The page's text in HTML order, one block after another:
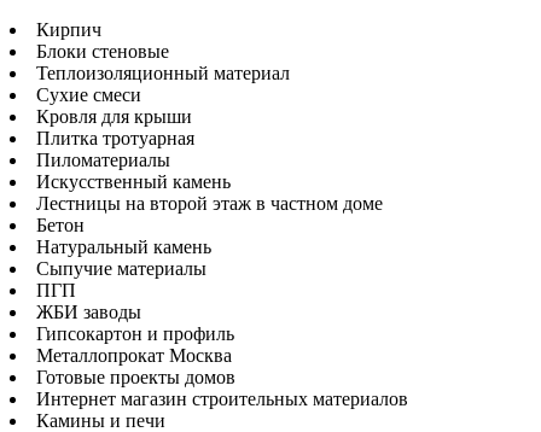
Кирпич
Блоки стеновые
Теплоизоляционный материал
Сухие смеси
Кровля для крыши
Плитка тротуарная
Пиломатериалы
Искусственный камень
Лестницы на второй этаж в частном доме
Бетон
Натуральный камень
Сыпучие материалы
ПГП
ЖБИ заводы
Гипсокартон и профиль
Металлопрокат Москва
Готовые проекты домов
Интернет магазин строительных материалов
Камины и печи